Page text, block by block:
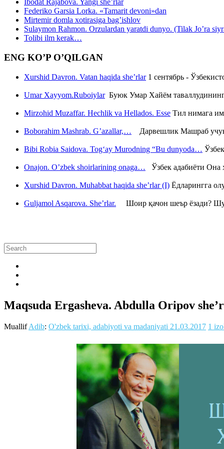
Ibodat Rajabova. Yangi she’rlar
Federiko Garsia Lorka. «Tamarit devoni»dan
Mirtemir domla xotirasiga bag’ishlov
Sulaymon Rahmon. Orzulardan yaratdi dunyo. (Tilak Jo’ra
Tolibi ilm kerak…
ENG KO’P O’QILGAN
Xurshid Davron. Vatan haqida she’rlar1 сентябрь -
Umar Xayyom.RuboiylarБуюк Умар Хайём таваллудининг
Mirzohid Muzaffar. Hechlik va Hellados. Esse Тил нимага
Boborahim Mashrab. G’azallar,… Дарвешлик Машраб
Bibi Robia Saidova. Tog‘ay Murodning “Bu dunyoda…
Onajon. O’zbek shoirlarining onaga… Ўзбек адабиёти Она
Xurshid Davron. Muhabbat haqida she’rlar (I) Ёдларингга
Guljamol Asqarova. She’rlar. Шоир қачон шеър ёзади? Шу
Maqsuda Ergasheva. Abdulla Oripov
MuallifAdib: O'zbek tarixi, adabiyoti va madaniyati 21.03.2017 1